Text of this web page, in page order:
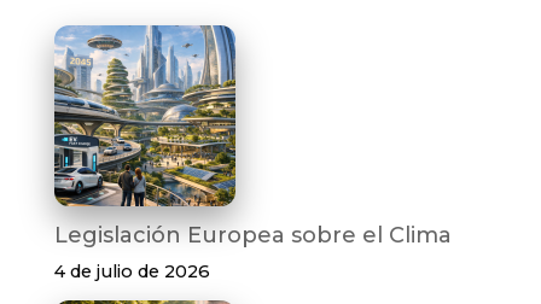
Legislación Europea sobre el Clima
4 de julio de 2026